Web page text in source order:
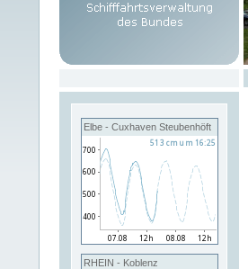
Elbe - Cuxhaven Steubenhöft
RHEIN - Koblenz